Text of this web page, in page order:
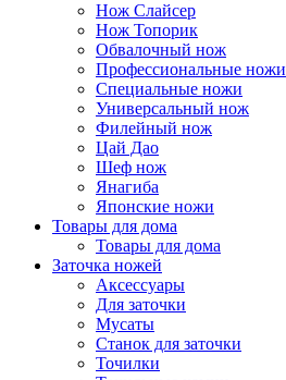
Нож Слайсер
Нож Топорик
Обвалочный нож
Профессиональные ножи
Специальные ножи
Универсальный нож
Филейный нож
Цай Дао
Шеф нож
Янагиба
Японские ножи
Товары для дома
Товары для дома
Заточка ножей
Аксессуары
Для заточки
Мусаты
Станок для заточки
Точилки